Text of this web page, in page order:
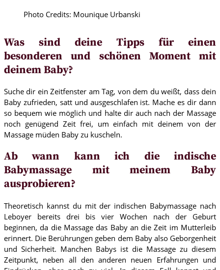
Photo Credits: Mounique Urbanski
Was sind deine Tipps für einen
besonderen und schönen Moment mit
deinem Baby?
Suche dir ein Zeitfenster am Tag, von dem du weißt, dass dein
Baby zufrieden, satt und ausgeschlafen ist. Mache es dir dann
so bequem wie möglich und halte dir auch nach der Massage
noch genügend Zeit frei, um einfach mit deinem von der
Massage müden Baby zu kuscheln.
Ab wann kann ich die indische
Babymassage mit meinem Baby
ausprobieren?
Theoretisch kannst du mit der indischen Babymassage nach
Leboyer bereits drei bis vier Wochen nach der Geburt
beginnen, da die Massage das Baby an die Zeit im Mutterleib
erinnert. Die Berührungen geben dem Baby also Geborgenheit
und Sicherheit. Manchen Babys ist die Massage zu diesem
Zeitpunkt, neben all den anderen neuen Erfahrungen und